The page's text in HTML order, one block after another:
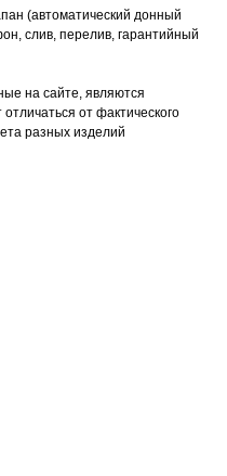
(автоматический донный
слив, перелив, гарантийный
на сайте, являются
от фактического
разных изделий